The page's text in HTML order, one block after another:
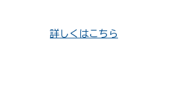
詳しくはこちら